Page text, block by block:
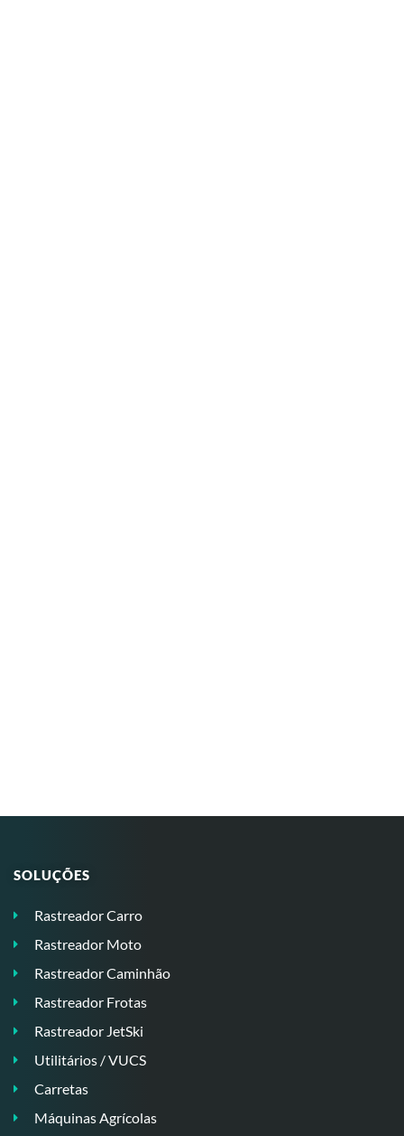
SOLUÇÕES
Rastreador Carro
Rastreador Moto
Rastreador Caminhão
Rastreador Frotas
Rastreador JetSki
Utilitários / VUCS
Carretas
Máquinas Agrícolas